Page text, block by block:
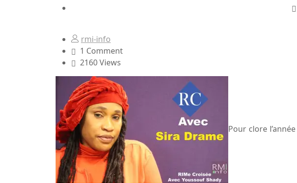
rmi-info
1 Comment
2160 Views
Pour clore l’année